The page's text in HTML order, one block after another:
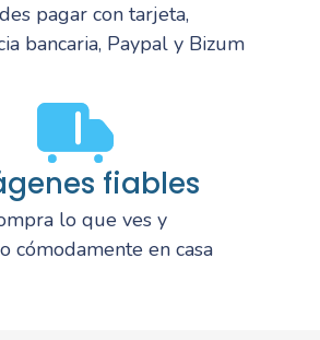
pagar con tarjeta,
bancaria, Paypal y Bizum
fiables
lo que ves y
cómodamente en casa